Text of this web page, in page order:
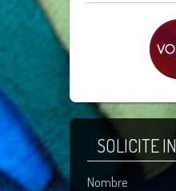
SOLICITE
Nombre